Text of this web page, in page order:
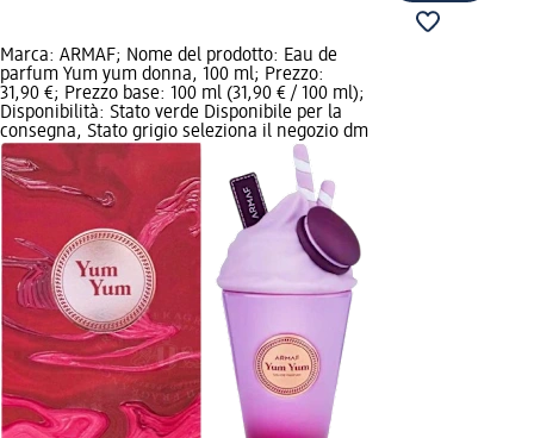
Marca: ARMAF; Nome del prodotto: Eau de
parfum Yum yum donna, 100 ml; Prezzo:
31,90 €; Prezzo base: 100 ml (31,90 € / 100 ml);
Disponibilità: Stato verde Disponibile per la
consegna, Stato grigio seleziona il negozio dm